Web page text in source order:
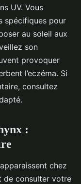
UV. Vous
spécifiques pour
au soleil aux
son
provoquer
l’eczéma. Si
consultez
:
chez
de consulter votre